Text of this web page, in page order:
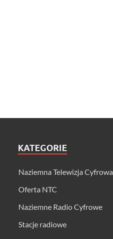
KATEGORIE
Naziemna Telewizja Cyfrowa
Oferta NTC
Naziemne Radio Cyfrowe
Stacje radiowe